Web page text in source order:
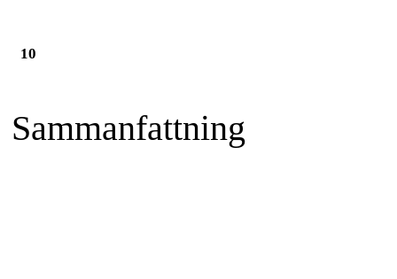
10
Sammanfattning